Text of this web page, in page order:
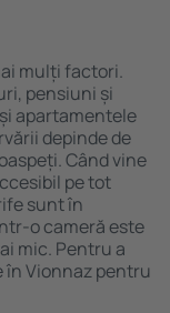
mulți factori.
pensiuni și
apartamentele
depinde de
Când vine
pe tot
sunt în
o cameră este
mic. Pentru a
în Vionnaz pentru